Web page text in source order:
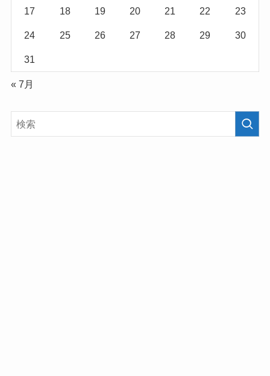
17 18 19 20 21 22 23
24 25 26 27 28 29 30
31
« 7月